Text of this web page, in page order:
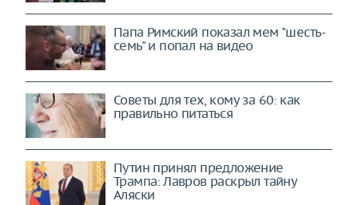
Папа Римский показал мем "шесть-
семь" и попал на видео
Советы для тех, кому за 60: как
правильно питаться
Путин принял предложение
Трампа: Лавров раскрыл тайну
Аляски